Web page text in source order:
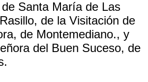
Santa María de Las
de la Visitación de
de Montemediano., y
del Buen Suceso, de